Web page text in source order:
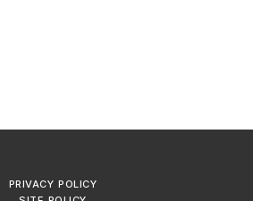
PRIVACY POLICY